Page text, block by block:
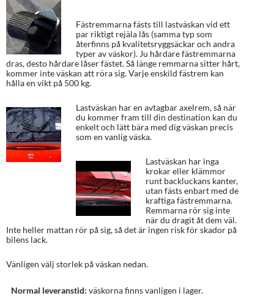
Fästremmarna fästs till lastväskan vid ett
par riktigt rejäla lås (samma typ som
återfinns på kvalitetsryggsäckar och andra
typer av väskor). Ju hårdare fästremmarna
dras, desto hårdare låser fästet. Så länge remmarna sitter hårt,
kommer inte väskan att röra sig. Varje enskild fästrem kan
hålla en vikt på 500 kg.
Lastväskan har en avtagbar axelrem, så när
du kommer fram till din destination kan du
enkelt och lätt bära med dig väskan precis
som en vanlig väska.
Lastväskan har inga
krokar eller klämmor
runt backluckans kanter,
utan fästs enbart med de
kraftiga fästremmarna.
Remmarna rör sig inte
när du dragit åt dem väl.
Inte heller mattan rör på sig, så det är ingen risk för skador på
bilens lack.
Vänligen välj storlek på väskan nedan.
Normal leveranstid: väskorna finns vanligen i lager.